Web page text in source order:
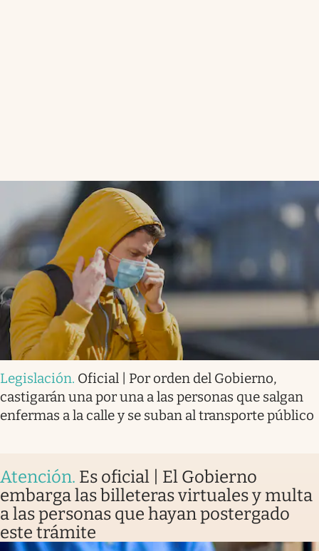
Legislación. Oficial | Por orden del Gobierno,
castigarán una por una a las personas que salgan
enfermas a la calle y se suban al transporte público
Atención. Es oficial | El Gobierno
embarga las billeteras virtuales y multa
a las personas que hayan postergado
este trámite